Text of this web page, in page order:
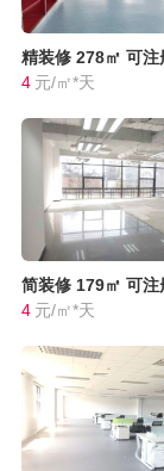
精装修 278㎡ 可注
4 元/㎡*天
简装修 179㎡ 可注
4 元/㎡*天